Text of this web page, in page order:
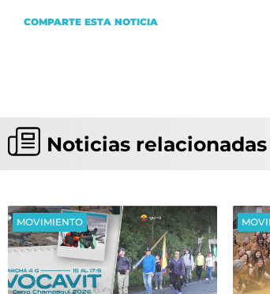
COMPARTE ESTA NOTICIA
Noticias relacionadas
MOVIMIENTO